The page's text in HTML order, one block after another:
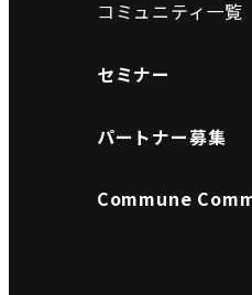
コミュニティ一覧
セミナー
パートナー募集
Commune